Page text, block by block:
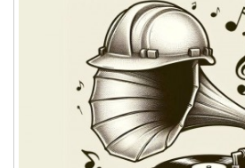
Remaining Time-0:00
Playback Rate
Chapters
Chapters
Descriptions
descriptions off, selected